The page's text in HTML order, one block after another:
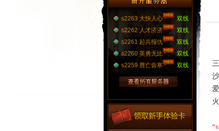
s2263 大快人心
双线
s2262 人才济济
双线
s2261 起兵报仇
双线
s2260 英勇无比
双线
s2259 唇亡齿寒
双线
“